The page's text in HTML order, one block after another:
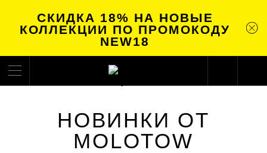
СКИДКА 18% НА НОВЫЕ
КОЛЛЕКЦИИ ПО ПРОМОКОДУ
NEW18
НОВИНКИ ОТ
MOLOTOW